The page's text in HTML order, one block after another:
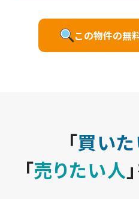
この物件の無
「買い
「売りたい人